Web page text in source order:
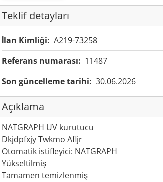
Teklif detayları
İlan Kimliği: A219-73258
Referans numarası: 11487
Son güncelleme tarihi: 30.06.2026
Açıklama
NATGRAPH UV kurutucu
Dkjdpfxjy Twkmo Afljr
Otomatik istifleyici: NATGRAPH
Yükseltilmiş
Tamamen temizlenmiş